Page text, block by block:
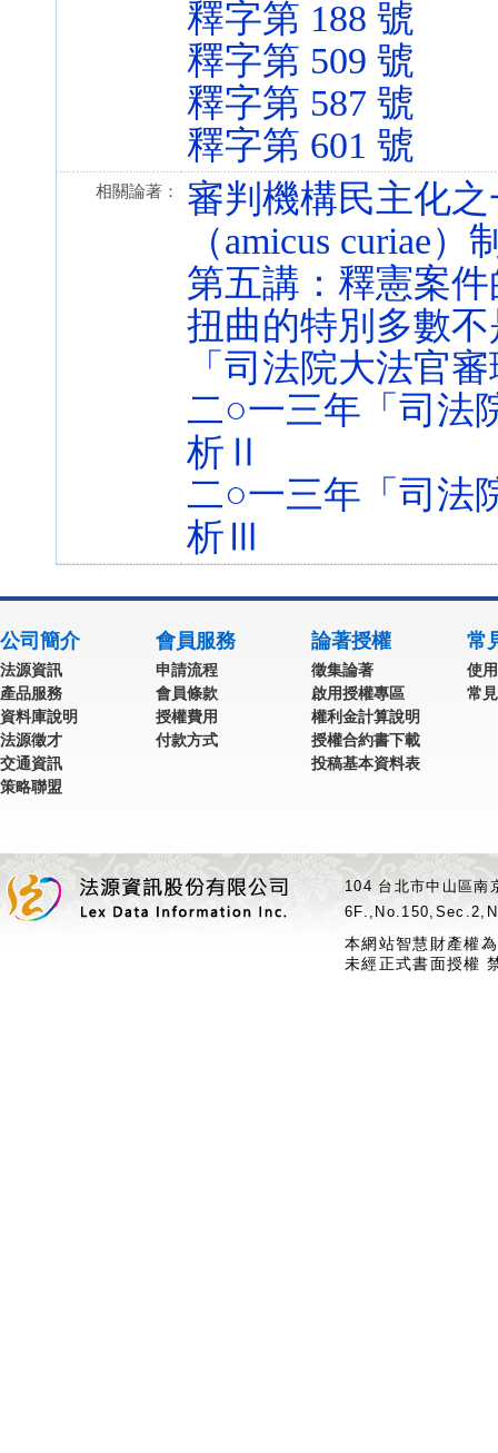
釋字第 188 號
釋字第 509 號
釋字第 587 號
釋字第 601 號
相關論著：
審判機構民主化
（amicus curiae）
第五講：釋憲案
扭曲的特別多數
「司法院大法官
二○一三年「司法
析Ⅱ
二○一三年「司法
析Ⅲ
公司簡介
法源資訊
產品服務
資料庫說明
法源徵才
交通資訊
策略聯盟
會員服務
申請流程
會員條款
授權費用
付款方式
論著授權
徵集論著
啟用授權專區
權利金計算說明
授權合約書下載
投稿基本資料表
常
使
常
104 台北市中山區
本網站智慧財產權
未經正式書面授權